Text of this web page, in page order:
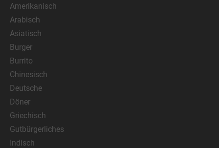
Amerikanisch
Arabisch
Asiatisch
Burger
Burrito
Chinesisch
Deutsche
Döner
Griechisch
Gutbürgerliches
Indisch